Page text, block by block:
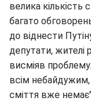
велика кількість
багато
до віднести
депутати, жителі
висміяв
всім
сміття вже